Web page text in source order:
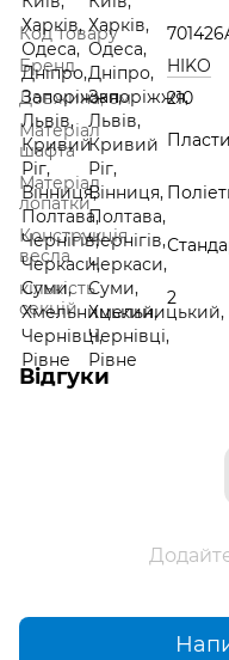
Код товару
Бренд
HIKO
Довжина, см
210
Матеріал
шафта
Матеріал
лопатки
Конструкція
весла
кількість
секцій
2
Відгуки